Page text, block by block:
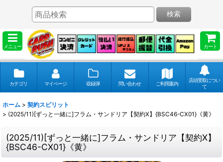
メニュー カート
検索
カテゴリ マイページ 収録弾 問い合わせ ご利用案内
店頭受取につい
て
ホーム > 契約スピリット
> (2025/11)[ずっと一緒に]フラム・サンドリア【契約X】{BSC46-CX01}《黄》
(2025/11)[ずっと一緒に]フラム・サンドリア【契約X】
{BSC46-CX01}《黄》